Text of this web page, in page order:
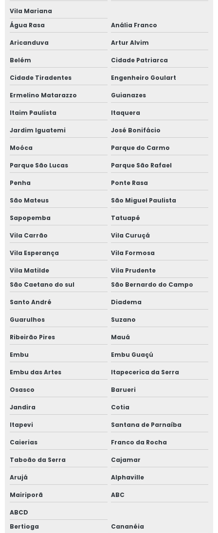
Janela sobreposta de giro
Janela sobreposta de giro em são paulo
Janela sobreposta de giro em sp
Janela sobreposta preço
Janela vedação acústica
Janela vidro duplo
Janela vidro duplo isolamento acústico
Janela vidro duplo isolamento térmico
Janela vidro duplo com persiana
Janela de vidro duplo com persiana interna
Janela de vidro duplo com persiana interna preço
Janela vidro insulado
Janela vidro multilaminado
Janela vidro multilaminado em são paulo
Janela vidro multilaminado em sp
Janela vidro triplo
Janela de vidro triplo em sp
Janelas antirruído para ambientes de trabalho
Janelas antirruído para escritório
Janelas para conforto acústico
Perfil acústico
Persiana horizontal entre vidros
Porta de alto padrão
Vila Mariana
Água Rasa
Anália Franco
Aricanduva Artur Alvim
Belém Cidade Patriarca
Cidade Tiradentes Engenheiro Goulart
Ermelino Matarazzo Guianazes
Itaim Paulista Itaquera
Jardim Iguatemi José Bonifácio
Moóca Parque do Carmo
Parque São Lucas Parque São Rafael
Penha Ponte Rasa
São Mateus São Miguel Paulista
Sapopemba Tatuapé
Vila Carrão Vila Curuçá
Vila Esperança Vila Formosa
Vila Matilde
Vila Prudente
São Caetano do sul
São Bernardo do Campo
Santo André Diadema
Guarulhos Suzano
Ribeirão Pires Mauá
Embu Embu Guaçú
Embu das Artes Itapecerica da Serra
Osasco Barueri
Jandira Cotia
Itapevi Santana de Parnaíba
Caierias Franco da Rocha
Taboão da Serra Cajamar
Arujá Alphaville
Mairiporã ABC
ABCD
Bertioga
Cananéia